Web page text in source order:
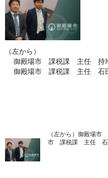
（左から）
御殿場市 課税課 主任 持
御殿場市 課税課 主任 石
（左から）御殿
市 課税課 主任 石